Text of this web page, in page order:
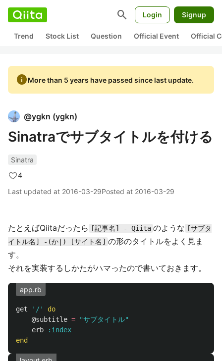
search Login Signup
Trend Stock List Question Official Event Official
infoMore than 5 years have passed since last update.
@ygkn (ygkn)
Sinatraでサブタイトルを付ける
Sinatra
4
Last updated at 2016-03-29Posted at 2016-03-29
たとえばQiitaだったら [記事名] - Qiita のような [サブタ
イトル名] -(か|) [サイト名] の形のタイトルをよく見ま
す。
それを実装するしかたがハマったので書いておきます。
app.rb
get '/'
do
@subtitle =
"サブタイトル"
erb
:index
end